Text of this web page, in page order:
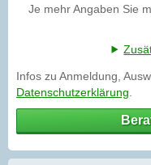
Je mehr Angaben Sie
Infos zu Anmeldung,
Datenschutzerklärung